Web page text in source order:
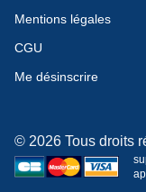
Mentions légales
CGU
Me désinscrire
© 2026 Tous droits